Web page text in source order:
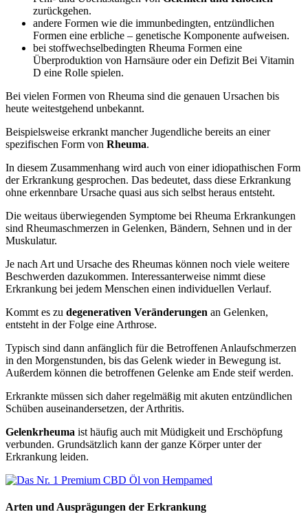
zurückgehen.
andere Formen wie die immunbedingten, entzündlichen
Formen eine erbliche – genetische Komponente aufweisen.
bei stoffwechselbedingten Rheuma Formen eine
Überproduktion von Harnsäure oder ein Defizit Bei Vitamin
D eine Rolle spielen.
Bei vielen Formen von Rheuma sind die genauen Ursachen bis
heute weitestgehend unbekannt.
Beispielsweise erkrankt mancher Jugendliche bereits an einer
spezifischen Form von Rheuma.
In diesem Zusammenhang wird auch von einer idiopathischen Form
der Erkrankung gesprochen. Das bedeutet, dass diese Erkrankung
ohne erkennbare Ursache quasi aus sich selbst heraus entsteht.
Die weitaus überwiegenden Symptome bei Rheuma Erkrankungen
sind Rheumaschmerzen in Gelenken, Bändern, Sehnen und in der
Muskulatur.
Je nach Art und Ursache des Rheumas können noch viele weitere
Beschwerden dazukommen. Interessanterweise nimmt diese
Erkrankung bei jedem Menschen einen individuellen Verlauf.
Kommt es zu degenerativen Veränderungen an Gelenken,
entsteht in der Folge eine Arthrose.
Typisch sind dann anfänglich für die Betroffenen Anlaufschmerzen
in den Morgenstunden, bis das Gelenk wieder in Bewegung ist.
Außerdem können die betroffenen Gelenke am Ende steif werden.
Erkrankte müssen sich daher regelmäßig mit akuten entzündlichen
Schüben auseinandersetzen, der Arthritis.
Gelenkrheuma ist häufig auch mit Müdigkeit und Erschöpfung
verbunden. Grundsätzlich kann der ganze Körper unter der
Erkrankung leiden.
Arten und Ausprägungen der Erkrankung